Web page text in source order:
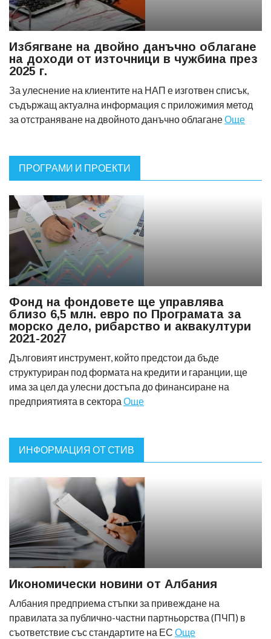
Избягване на двойно данъчно облагане
на доходи от източници в чужбина през
2025 г.
За улеснение на клиентите на НАП е изготвен списък,
съдържащ актуална информация с приложимия метод
за отстраняване на двойното данъчно облаганеОще
ПРОГРАМИ И ПРОЕКТИ
Фонд на фондовете ще управлява
близо 6,5 млн. евро по Програмата за
морско дело, рибарство и аквакултури
2021-2027
Дълговият инструмент, който предстои да бъде
структуриран под формата на кредити и гаранции, ще
има за цел да улесни достъпа до финансиране на
предприятията в сектора Още
ИНФОРМАЦИЯ ОТ СТИВ
Икономически новини от Албания
Албания предприема стъпки за привеждане на
правилата за публично-частни партньорства (ПЧП) в
съответствие със стандартите на ЕС Още